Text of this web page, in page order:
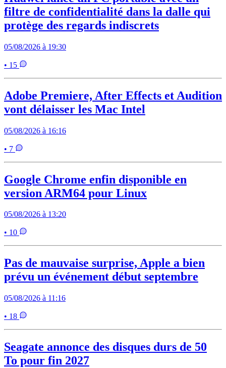
filtre de confidentialité dans la dalle qui
protège des regards indiscrets
05/08/2026 à 19:30
• 15
Adobe Premiere, After Effects et Audition
vont délaisser les Mac Intel
05/08/2026 à 16:16
• 7
Google Chrome enfin disponible en
version ARM64 pour Linux
05/08/2026 à 13:20
• 10
Pas de mauvaise surprise, Apple a bien
prévu un événement début septembre
05/08/2026 à 11:16
• 18
Seagate annonce des disques durs de 50
To pour fin 2027